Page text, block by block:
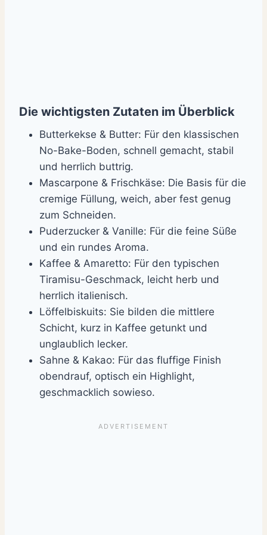
Die wichtigsten Zutaten im Überblick
Butterkekse & Butter: Für den klassischen
No-Bake-Boden, schnell gemacht, stabil
und herrlich buttrig.
Mascarpone & Frischkäse: Die Basis für die
cremige Füllung, weich, aber fest genug
zum Schneiden.
Puderzucker & Vanille: Für die feine Süße
und ein rundes Aroma.
Kaffee & Amaretto: Für den typischen
Tiramisu-Geschmack, leicht herb und
herrlich italienisch.
Löffelbiskuits: Sie bilden die mittlere
Schicht, kurz in Kaffee getunkt und
unglaublich lecker.
Sahne & Kakao: Für das fluffige Finish
obendrauf, optisch ein Highlight,
geschmacklich sowieso.